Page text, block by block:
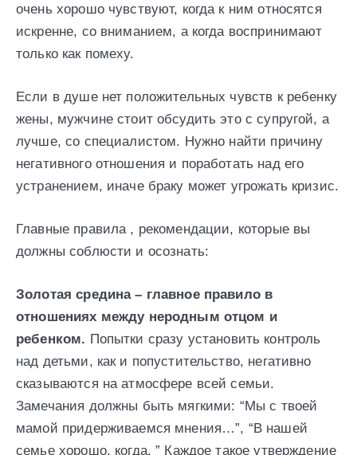
очень хорошо чувствуют, когда к ним относятся
искренне, со вниманием, а когда воспринимают
только как помеху.
Если в душе нет положительных чувств к ребенку
жены, мужчине стоит обсудить это с супругой, а
лучше, со специалистом. Нужно найти причину
негативного отношения и поработать над его
устранением, иначе браку может угрожать кризис.
Главные правила , рекомендации, которые вы
должны соблюсти и осознать:
Золотая средина – главное правило в
отношениях между неродным отцом и
ребенком. Попытки сразу установить контроль
над детьми, как и попустительство, негативно
сказываются на атмосфере всей семьи.
Замечания должны быть мягкими: “Мы с твоей
мамой придерживаемся мнения…”, “В нашей
семье хорошо, когда. ” Каждое такое утверждение